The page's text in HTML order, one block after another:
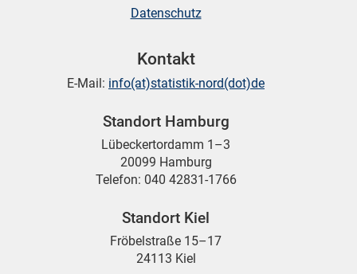
Datenschutz
Kontakt
E-Mail: info(at)statistik-nord(dot)de
Standort Hamburg
Lübeckertordamm 1–3
20099 Hamburg
Telefon: 040 42831-1766
Standort Kiel
Fröbelstraße 15–17
24113 Kiel